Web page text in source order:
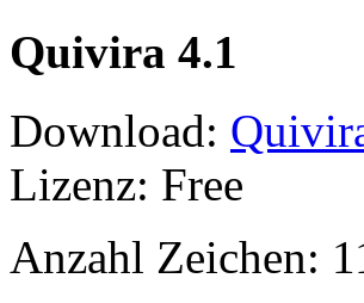
Quivira 4.1
Download:
Lizenz: Free
Anzahl Zeichen: